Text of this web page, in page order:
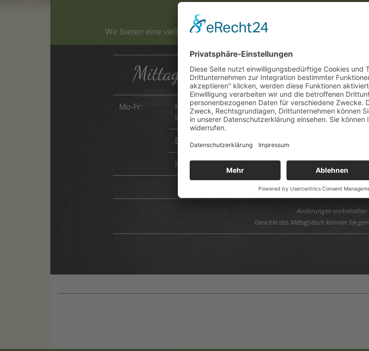
Wir bieten eine vielfältige Küche mit Gerichten für alle Geschmäcker
Mittagstisch vom.03.08.2026
Mo-Fr:
Hausgemachte Ravioli mit Garnele-Zucchini Füllung
Inkl. Beilagensalat
Bufala e Prosciutto Crudo di Parma inkl. Beilagensalat
Ibericokarree vom Grill mit Kartoffeln
Änderungen vorbehalten
Gerichte des Mittagstisch können Sie